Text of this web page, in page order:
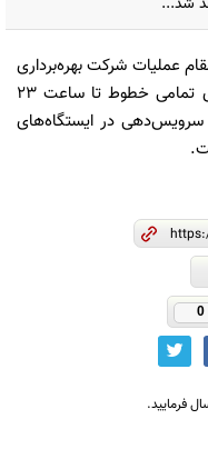
عملیات شرکت بهره‌برداری
متروی تهران:آخرین اعزام قطارها از مبادی تمامی خطوط تا ساعت ۲۳
سرویس‌دهی در ایستگاه‌های
0
فرمایید.